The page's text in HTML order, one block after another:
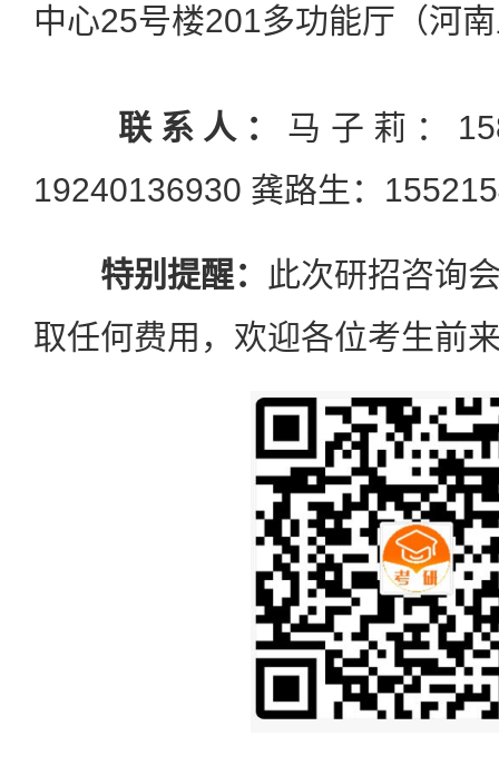
中心25号楼201多功能厅（河
联系人： 马子莉：
19240136930 龚路生：
特别提醒： 此次研招咨询
取任何费用，欢迎各位考生前